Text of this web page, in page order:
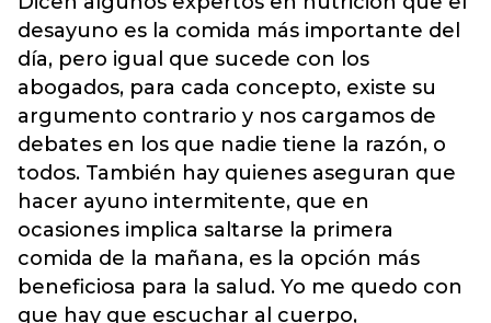
desayuno es la comida más importante del
día, pero igual que sucede con los
abogados, para cada concepto, existe su
argumento contrario y nos cargamos de
debates en los que nadie tiene la razón, o
todos. También hay quienes aseguran que
hacer ayuno intermitente, que en
ocasiones implica saltarse la primera
comida de la mañana, es la opción más
beneficiosa para la salud. Yo me quedo con
que hay que escuchar al cuerpo,